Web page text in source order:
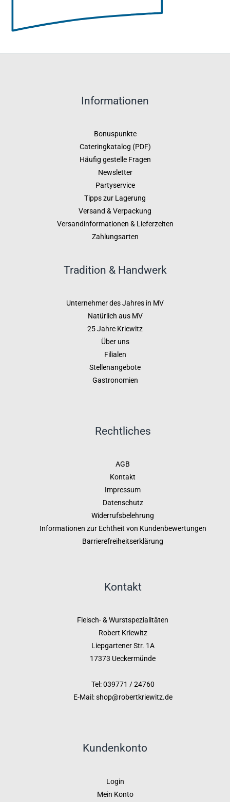
Informationen
Bonuspunkte
Cateringkatalog (PDF)
Häufig gestelle Fragen
Newsletter
Partyservice
Tipps zur Lagerung
Versand & Verpackung
Versandinformationen & Lieferzeiten
Zahlungsarten
Tradition & Handwerk
Unternehmer des Jahres in MV
Natürlich aus MV
25 Jahre Kriewitz
Über uns
Filialen
Stellenangebote
Gastronomien
Rechtliches
AGB
Kontakt
Impressum
Datenschutz
Widerrufsbelehrung
Informationen zur Echtheit von Kundenbewertungen
Barrierefreiheitserklärung
Kontakt
Fleisch- & Wurstspezialitäten
Robert Kriewitz
Liepgartener Str. 1A
17373 Ueckermünde
Tel: 039771 / 24760
E-Mail: shop@robertkriewitz.de
Kundenkonto
Login
Mein Konto